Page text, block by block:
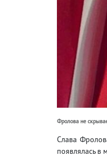
Фролова не
Слава
появлялась в